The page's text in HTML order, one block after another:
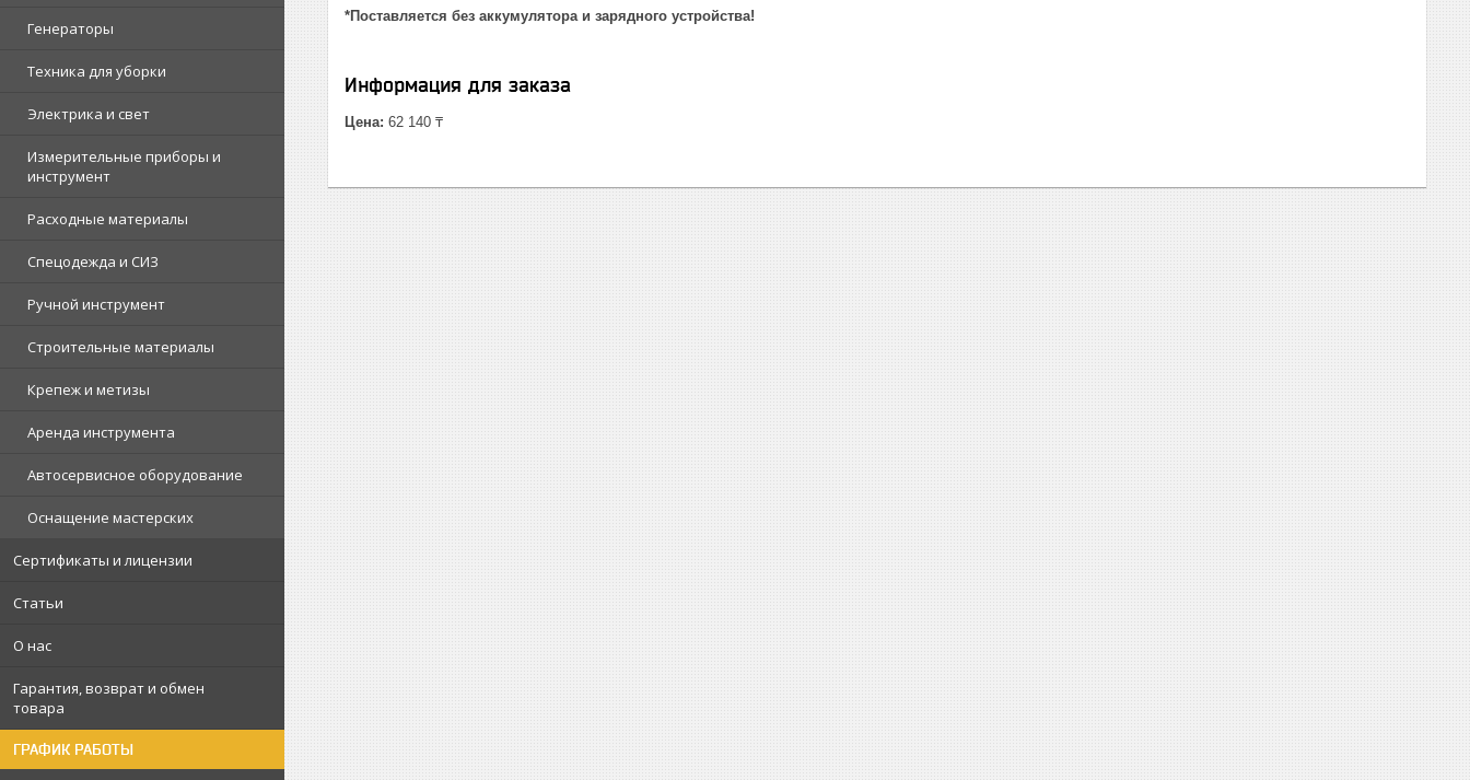
Генераторы
Техника для уборки
Электрика и свет
Измерительные приборы и
инструмент
Расходные материалы
Спецодежда и СИЗ
Ручной инструмент
Строительные материалы
Крепеж и метизы
Аренда инструмента
Автосервисное оборудование
Оснащение мастерских
Сертификаты и лицензии
Статьи
О нас
Гарантия, возврат и обмен
товара
ГРАФИК РАБОТЫ
*Поставляется без аккумулятора и зарядного устройства!
Информация для заказа
Цена: 62 140 ₸